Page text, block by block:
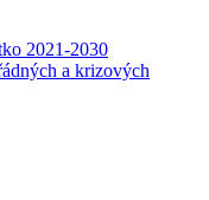
2021-2030
a krizových